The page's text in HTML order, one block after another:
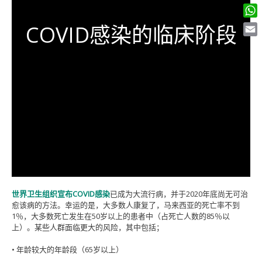
COVID感染的临床阶段
世界卫生组织宣布COVID感染已成为大流行病，并于2020年底尚无可治
愈该病的方法。幸运的是，大多数人康复了，马来西亚的死亡率不到
1％，大多数死亡发生在50岁以上的患者中（占死亡人数的85％以
上）。某些人群面临更大的风险，其中包括；
• 年龄较大的年龄段（65岁以上）